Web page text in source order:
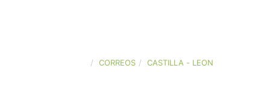
CORREOS CASTILLA - LEON